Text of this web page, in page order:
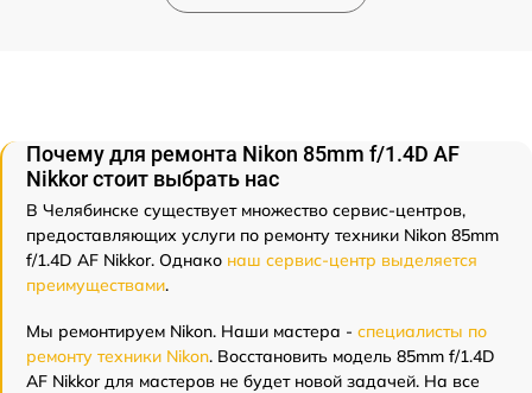
Почему для ремонта Nikon 85mm f/1.4D AF
Nikkor стоит выбрать нас
В Челябинске существует множество сервис-центров,
предоставляющих услуги по ремонту техники Nikon 85mm
f/1.4D AF Nikkor. Однако наш сервис-центр выделяется
преимуществами.
Мы ремонтируем Nikon. Наши мастера - специалисты по
ремонту техники Nikon. Восстановить модель 85mm f/1.4D
AF Nikkor для мастеров не будет новой задачей. На все